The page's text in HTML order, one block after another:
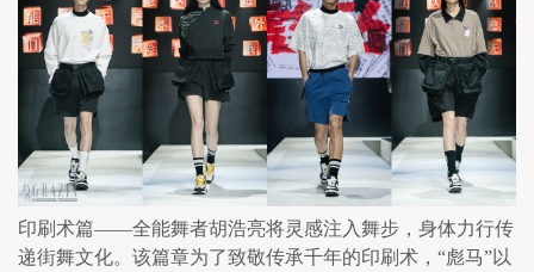
印刷术篇——全能舞者胡浩亮将灵感注入舞步，身体力行传
递街舞文化。该篇章为了致敬传承千年的印刷术，“彪马”以